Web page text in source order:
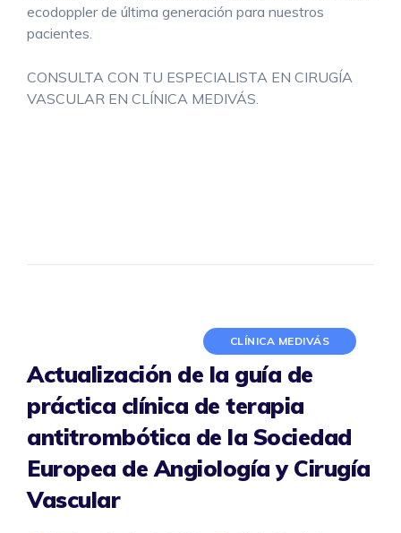
ecodoppler de última generación para nuestros
pacientes.
CONSULTA CON TU ESPECIALISTA EN CIRUGÍA
VASCULAR EN CLÍNICA MEDIVÁS.
CLÍNICA MEDIVÁS
Actualización de la guía de
práctica clínica de terapia
antitrombótica de la Sociedad
Europea de Angiología y Cirugía
Vascular